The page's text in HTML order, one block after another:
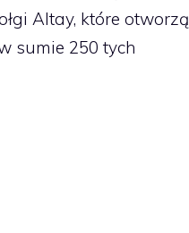
Altay, które otworzą
sumie 250 tych